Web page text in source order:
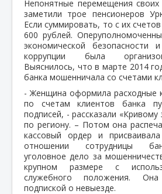
Непонятные перемещения своих
заметили трое пенсионеров
Если суммировать, то с их
600 рублей.
экономической безопасности
коррупции была
Выяснилось, что в марте 2014
банка мошенничала со счетами
- Женщина оформила расходные
по счетам клиентов банка
подписей, - рассказали
по региону. – Потом она
кассовый ордер и
отношении сотрудницы
уголовное дело за
крупном размере с
служебного положения.
подпиской о невыезде.